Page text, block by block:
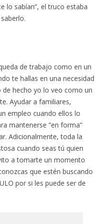
lo sabían”, el truco estaba
de trabajo como en un
te hallas en una necesidad
hecho yo lo veo como un
Ayudar a familiares,
empleo cuando ellos lo
mantenerse “en forma”
Adicionalmente, toda la
cuando seas tú quien
a tomarte un momento
que estén buscando
por si les puede ser de